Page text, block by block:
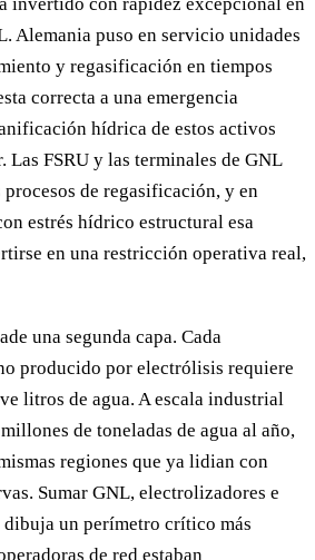
Alemania puso en servicio unidades
y regasificación en tiempos
correcta a una emergencia
hídrica de estos activos
Las FSRU y las terminales de GNL
procesos de regasificación, y en
estrés hídrico estructural esa
en una restricción operativa real,
una segunda capa. Cada
producido por electrólisis requiere
litros de agua. A escala industrial
de toneladas de agua al año,
regiones que ya lidian con
Sumar GNL, electrolizadores e
un perímetro crítico más
de red estaban